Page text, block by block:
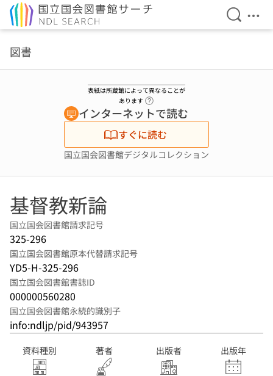
検索を
メ
図書
表紙は所蔵館によって異なることが
あります
インターネットで読む
すぐに読む
国立国会図書館デジタルコレクション
基督教新論
国立国会図書館請求記号
325-296
国立国会図書館原本代替請求記号
YD5-H-325-296
国立国会図書館書誌ID
000000560280
国立国会図書館永続的識別子
info:ndljp/pid/943957
資料種別 著者 出版者 出版年